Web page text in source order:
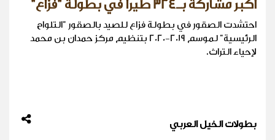
أكبر مشاركة بـ324 طيرا في بطولة "فزاع"
احتشدت الصقور في بطولة فزاع للصيد بالصقور "التلواح
الرئيسية" لموسم 2019-2020 بتنظيم مركز حمدان بن محمد
لإحياء التراث.
بطولات الخيل العربي